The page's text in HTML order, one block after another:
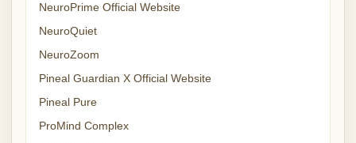
NeuroPrime Official Website
NeuroQuiet
NeuroZoom
Pineal Guardian X Official Website
Pineal Pure
ProMind Complex